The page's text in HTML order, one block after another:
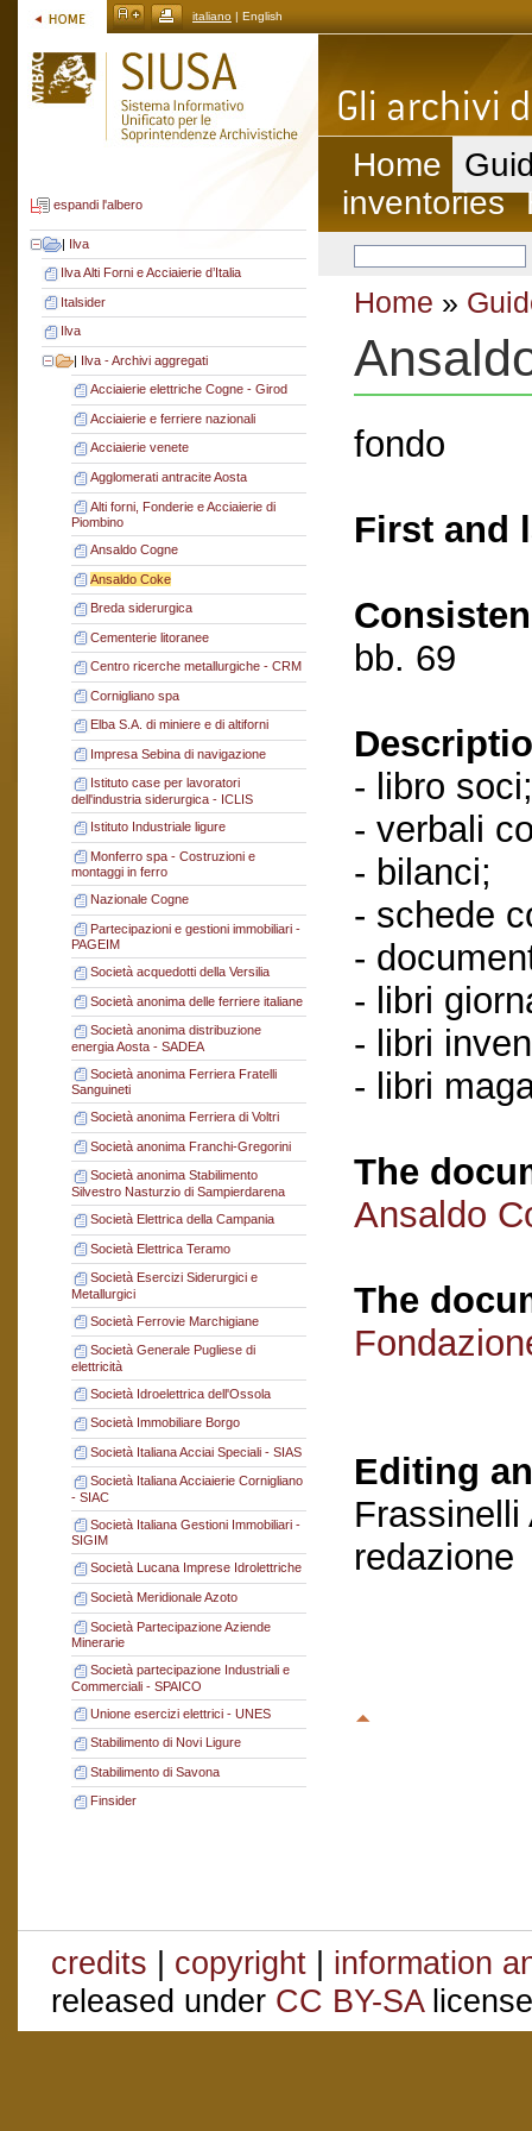
italiano | English
espandi l'albero
| Ilva
Ilva Alti Forni e Acciaierie d’Italia
Italsider
Ilva
| Ilva - Archivi aggregati
Acciaierie elettriche Cogne - Girod
Acciaierie e ferriere nazionali
Acciaierie venete
Agglomerati antracite Aosta
Alti forni, Fonderie e Acciaierie di
Piombino
Ansaldo Cogne
Ansaldo Coke
Breda siderurgica
Cementerie litoranee
Centro ricerche metallurgiche - CRM
Cornigliano spa
Elba S.A. di miniere e di altiforni
Impresa Sebina di navigazione
Istituto case per lavoratori
dell'industria siderurgica - ICLIS
Istituto Industriale ligure
Monferro spa - Costruzioni e
montaggi in ferro
Nazionale Cogne
Partecipazioni e gestioni immobiliari -
PAGEIM
Società acquedotti della Versilia
Società anonima delle ferriere italiane
Società anonima distribuzione
energia Aosta - SADEA
Società anonima Ferriera Fratelli
Sanguineti
Società anonima Ferriera di Voltri
Società anonima Franchi-Gregorini
Società anonima Stabilimento
Silvestro Nasturzio di Sampierdarena
Società Elettrica della Campania
Società Elettrica Teramo
Società Esercizi Siderurgici e
Metallurgici
Società Ferrovie Marchigiane
Società Generale Pugliese di
elettricità
Società Idroelettrica dell'Ossola
Società Immobiliare Borgo
Società Italiana Acciai Speciali - SIAS
Società Italiana Acciaierie Cornigliano
- SIAC
Società Italiana Gestioni Immobiliari -
SIGIM
Società Lucana Imprese Idrolettriche
Società Meridionale Azoto
Società Partecipazione Aziende
Minerarie
Società partecipazione Industriali e
Commerciali - SPAICO
Unione esercizi elettrici - UNES
Stabilimento di Novi Ligure
Stabilimento di Savona
Finsider
Home
inventories
Home »
fondo
First and
bb. 69
- libro soci;
- verbali
- bilanci;
- schede
-
- libri
- libri
- libri
The
Ansaldo
The
Editing
Frassinelli
redazione
credits | copyright | information
released under CC BY-SA